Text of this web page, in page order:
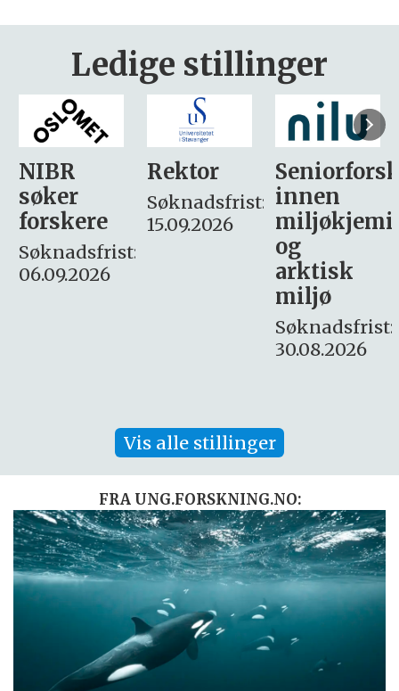
Ledige stillinger
Rektor
Søknadsfrist:
15.09.2026
Seniorforsker
innen
miljøkjemi
søker
– fast
Søknadsfrist:
16. august.
Vis alle stillinger
FRA UNG.FORSKNING.NO: